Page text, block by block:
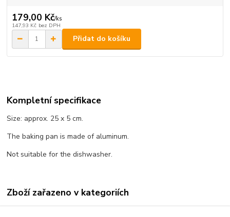
179,00 Kč/ks
147,93 Kč bez DPH
Přidat do košíku
Kompletní specifikace
Size: approx. 25 x 5 cm.
The baking pan is made of aluminum.
Not suitable for the dishwasher.
Zboží zařazeno v kategoriích